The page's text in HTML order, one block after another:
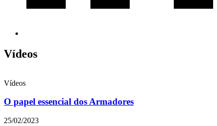
Vídeos
Vídeos
O papel essencial dos Armadores
25/02/2023